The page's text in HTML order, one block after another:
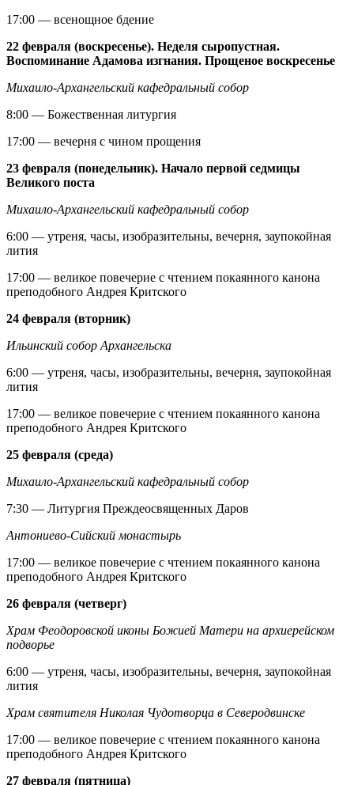
17:00 — всенощное бдение
22 февраля (воскресенье). Неделя сыропустная.
Воспоминание Адамова изгнания. Прощеное воскресенье
Михаило-Архангельский кафедральный собор
8:00 — Божественная литургия
17:00 — вечерня с чином прощения
23 февраля (понедельник). Начало первой седмицы
Великого поста
Михаило-Архангельский кафедральный собор
6:00 — утреня, часы, изобразительны, вечерня, заупокойная
лития
17:00 — великое повечерие с чтением покаянного канона
преподобного Андрея Критского
24 февраля (вторник)
Ильинский собор Архангельска
6:00 — утреня, часы, изобразительны, вечерня, заупокойная
лития
17:00 — великое повечерие с чтением покаянного канона
преподобного Андрея Критского
25 февраля (среда)
Михаило-Архангельский кафедральный собор
7:30 — Литургия Преждеосвященных Даров
Антониево-Сийский монастырь
17:00 — великое повечерие с чтением покаянного канона
преподобного Андрея Критского
26 февраля (четверг)
Храм Феодоровской иконы Божией Матери на архиерейском
подворье
6:00 — утреня, часы, изобразительны, вечерня, заупокойная
лития
Храм святителя Николая Чудотворца в Северодвинске
17:00 — великое повечерие с чтением покаянного канона
преподобного Андрея Критского
27 февраля (пятница)